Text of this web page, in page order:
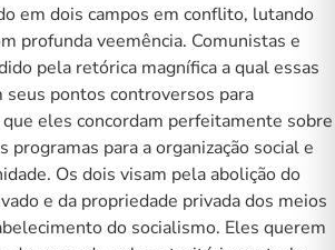
em dois campos em conflito, lutando
profunda veemência. Comunistas e
pela retórica magnífica a qual essas
seus pontos controversos para
eles concordam perfeitamente sobre
para a organização social e
Os dois visam pela abolição do
e da propriedade privada dos meios
do socialismo. Eles querem